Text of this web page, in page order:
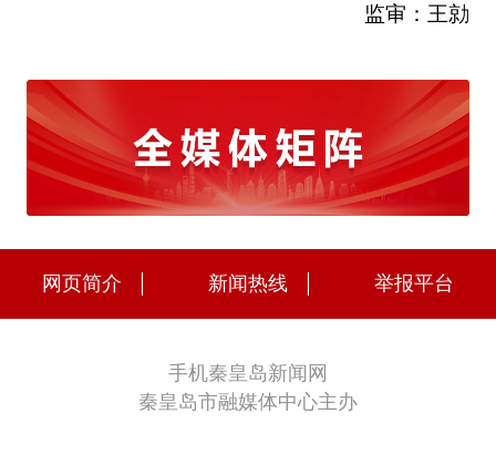
监审：王勍
网页简介 新闻热线 举报平台
手机秦皇岛新闻网
秦皇岛市融媒体中心主办